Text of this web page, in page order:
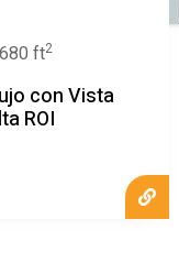
680 ft2
con Vista
ROI